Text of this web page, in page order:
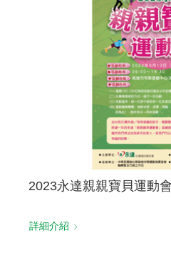
2023永達親親寶貝運動
詳細介紹